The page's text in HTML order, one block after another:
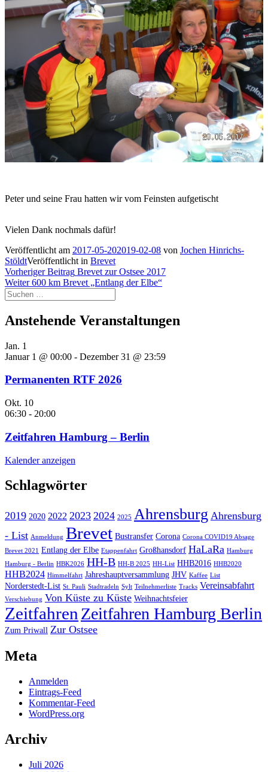
Peter und seine Frau hatten wir vom Feinsten aufgetischt
Vielen Dank nochmals dafür!
Veröffentlicht am 2017-05-202019-02-08 von Jochen Hinrichs-
StöldtVeröffentlicht in Brevet
Beitragsnavigation
Vorheriger Beitrag Vorheriger
Beitrag:
Brevet zur Ostsee 2017
Weiter Nächster
Beitrag:
600 km Brevet „Entlang der Elbe“
Suchen
nach:
Anstehende Veranstaltungen
Jan. 1
Januar 1 @ 00:00 - Dezember 31 @ 23:59
Permanenten RTF 2026
Okt. 10
06:30 - 20:00
Zeitfahren Hamburg – Berlin
Kalender anzeigen
Schlagwörter
2019 2020 2022 2023 2024 2025 Ahrensburg Ahrensburg
- List Anmeldung Brevet Bustransfer Corona Corona COVID19 Absage
Brevet 2021 Entlang der Elbe Etappenfahrt Großhansdorf HaLaRa Hamburg
Hamburg - Berlin HBK2026 HH-B HH-B 2025 HH-List HHB2016 HHB2020
HHB2024 Himmelfahrt Jahreshauptversammlung JHV Kaffee List
Norderstedt-List St. Pauli Stadtradeln Sylt Teilnehmerliste Tracks Vereinsabfahrt
Verschiebung Von Küste zu Küste Weihnachtsfeier
ZeitfahrenZeitfahren Hamburg Berlin
Zum Priwall Zur Ostsee
Meta
Anmelden
Eintrags-Feed
Kommentar-Feed
WordPress.org
Archiv
Juli 2026